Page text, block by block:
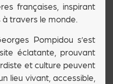
françaises, inspirant
travers le monde.
Pompidou s’est
éclatante, prouvant
et culture peuvent
lieu vivant, accessible,